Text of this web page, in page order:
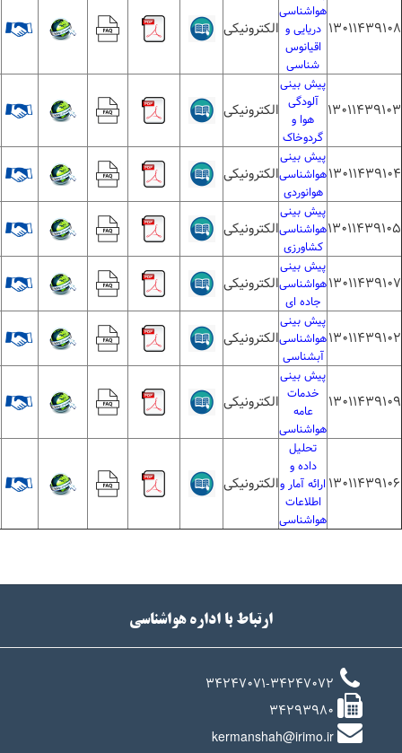
13011439108
هواشناسی
دریایی و
اقیانوس
شناسی
الکترونیکی
13011439103
پیش بینی
آلودگی
هوا و
گردوخاک
الکترونیکی
13011439104
پیش بینی
هواشناسی
هوانوردی
الکترونیکی
13011439105
پیش بینی
هواشناسی
کشاورزی
الکترونیکی
13011439107
پیش بینی
هواشناسی
جاده ای
الکترونیکی
13011439102
پیش بینی
هواشناسی
آبشناسی
الکترونیکی
13011439109
پیش بینی
خدمات
عامه
هواشناسی
الکترونیکی
13011439106
تحلیل
داده و
ارائه آمار و
اطلاعات
هواشناسی
الکترونیکی
ارتباط با اداره هواشناسی
34247071-34247072
34293980
kermanshah@irimo.ir